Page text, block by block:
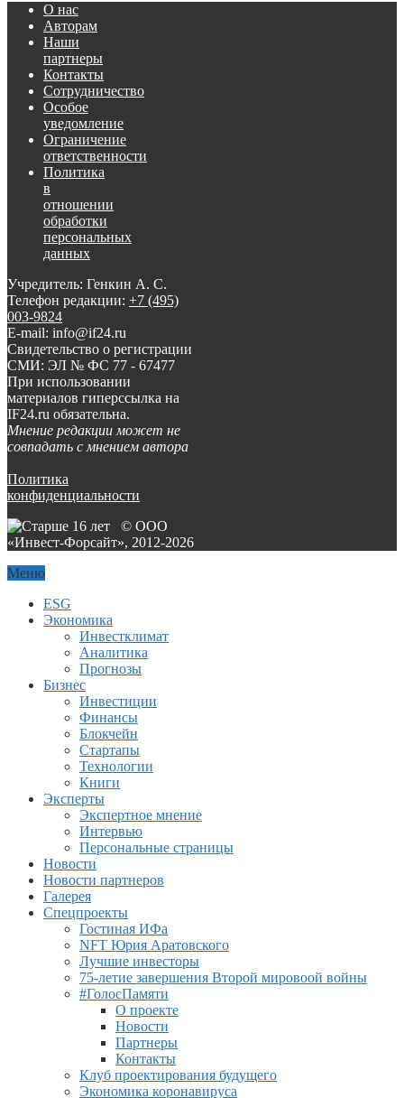
О нас
Авторам
Наши
партнеры
Контакты
Сотрудничество
Особое
уведомление
Ограничение
ответственности
Политика
в
отношении
обработки
персональных
данных
Учредитель: Генкин А. С.
Телефон редакции: +7 (495)
003-9824
E-mail: info@if24.ru
Свидетельство о регистрации
СМИ: ЭЛ № ФС 77 - 67477
При использовании
материалов гиперссылка на
IF24.ru обязательна.
Мнение редакции может не
совпадать с мнением автора
Политика
конфиденциальности
© ООО
«Инвест-Форсайт», 2012-2026
Меню
ESG
Экономика
Инвестклимат
Аналитика
Прогнозы
Бизнес
Инвестиции
Финансы
Блокчейн
Стартапы
Технологии
Книги
Эксперты
Экспертное мнение
Интервью
Персональные страницы
Новости
Новости партнеров
Галерея
Спецпроекты
Гостиная ИФа
NFT Юрия Аратовского
Лучшие инвесторы
75-летие завершения Второй мировоой войны
#ГолосПамяти
О проекте
Новости
Партнеры
Контакты
Клуб проектирования будущего
Экономика коронавируса